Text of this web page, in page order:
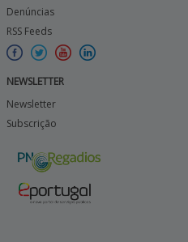
Denúncias
RSS Feeds
NEWSLETTER
Newsletter
Subscrição